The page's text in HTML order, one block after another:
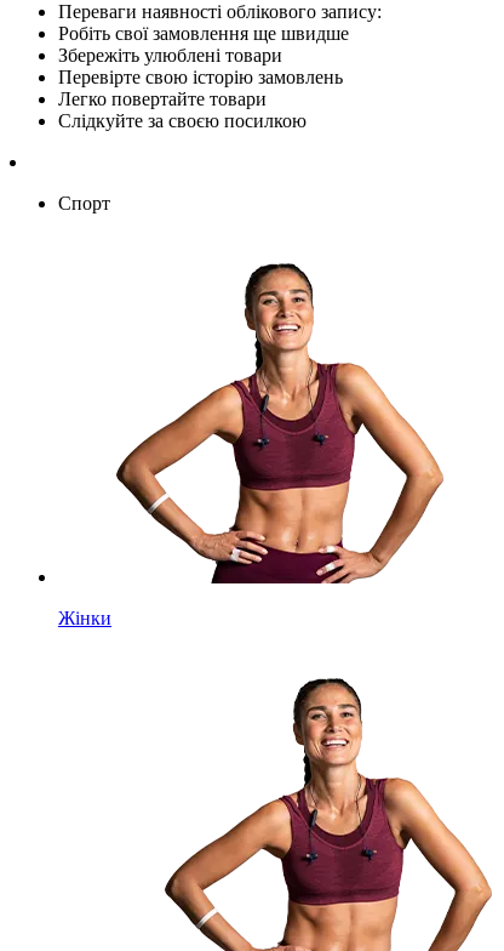
Переваги наявності облікового запису:
Робіть свої замовлення ще швидше
Збережіть улюблені товари
Перевірте свою історію замовлень
Легко повертайте товари
Слідкуйте за своєю посилкою
Спорт
Жінки